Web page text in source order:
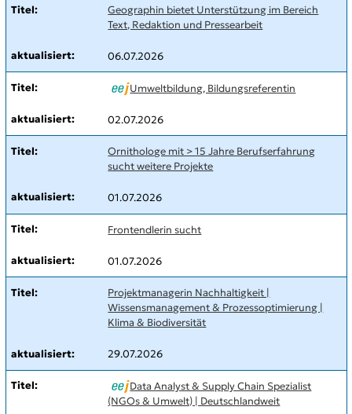
Geographin bietet Unterstützung im Bereich
Text, Redaktion und Pressearbeit
06.07.2026
Umweltbildung, Bildungsreferentin
02.07.2026
Ornithologe mit > 15 Jahre Berufserfahrung
sucht weitere Projekte
01.07.2026
Frontendlerin sucht
01.07.2026
Projektmanagerin Nachhaltigkeit |
Wissensmanagement & Prozessoptimierung |
Klima & Biodiversität
29.07.2026
Data Analyst & Supply Chain Spezialist
(NGOs & Umwelt) | Deutschlandweit